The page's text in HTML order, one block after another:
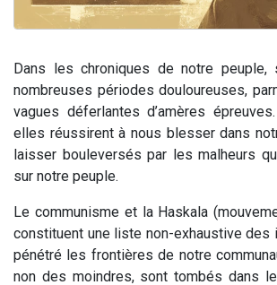
Dans les chroniques de notre
nombreuses périodes douloureuses,
vagues déferlantes d’amères
elles réussirent à nous blesser dans
laisser bouleversés par les malheurs
sur notre peuple.
Le communisme et la Haskala
constituent une liste non-exhaustive des
pénétré les frontières de notre
non des moindres, sont tombés dans